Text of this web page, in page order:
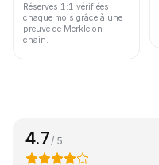
Réserves 1:1 vérifiées
chaque mois grâce à une
preuve de Merkle on-
chain.
4.7 / 5